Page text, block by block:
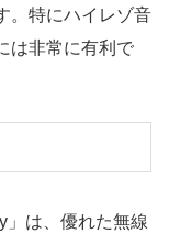
。特にハイレゾ音
は非常に有利で
」は、優れた無線